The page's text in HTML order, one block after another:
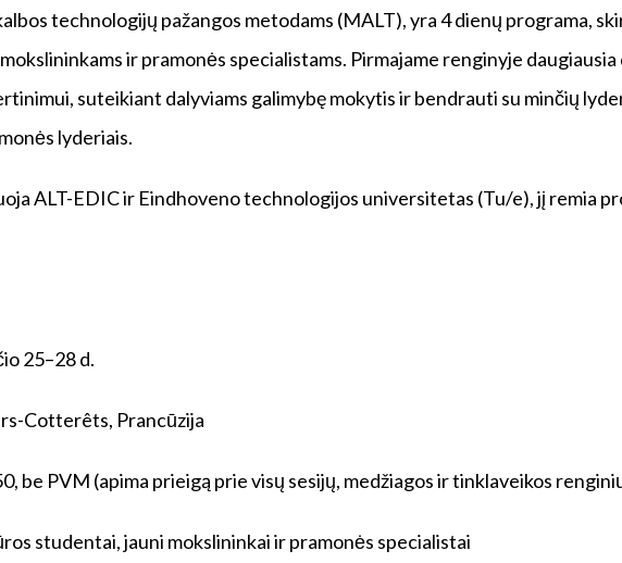
technologijų pažangos metodams (MALT), yra 4 dienų programa,
ir pramonės specialistams. Pirmajame renginyje daugiausia
suteikiant dalyviams galimybę mokytis ir bendrauti su minčių
lyderiais.
ALT-EDIC ir Eindhoveno technologijos universitetas (Tu/e), jį remia
25–28 d.
Cotterêts, Prancūzija
be PVM (apima prieigą prie visų sesijų, medžiagos ir tinklaveikos
studentai, jauni mokslininkai ir pramonės specialistai